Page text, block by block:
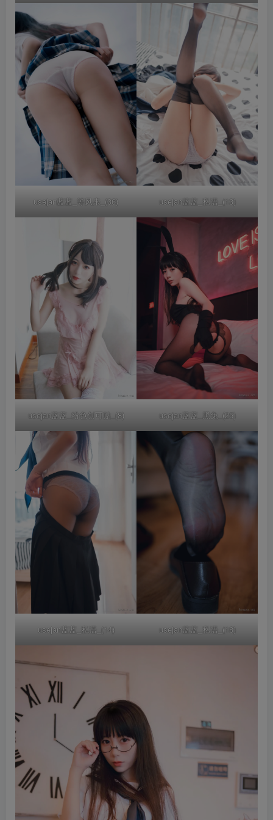
usejan蓝蓝_等风来_(36) usejan蓝蓝_私语_(13)
usejan蓝蓝_粉色创可贴_(8) usejan蓝蓝_黑兔_(25)
usejan蓝蓝_私语_(14) usejan蓝蓝_私语_(18)